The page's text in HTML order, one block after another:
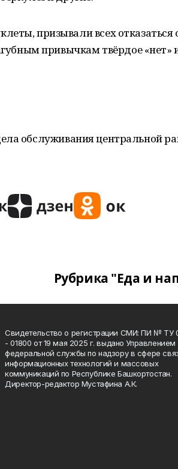
призывали всех отказаться
привычкам твёрдое
обслуживания центральной
Рубрика "Еда и
Свидетельство о регистрации СМИ: ПИ № ТУ
- 01800 от 19 мая 2025 г. выдано Управлением
федеральной службы по надзору в сфере
информационных технологий и массовых
коммуникаций по Республике Башкортостан.
Директор-редактор Мустафина А.К.